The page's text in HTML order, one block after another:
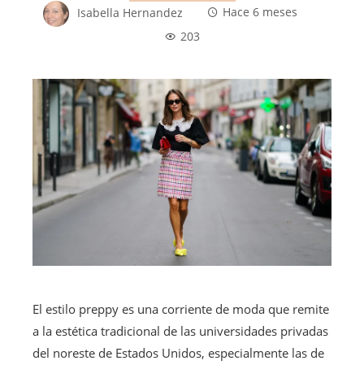
Isabella Hernandez
Hace 6 meses
203
El estilo preppy es una corriente de moda que remite
a la estética tradicional de las universidades privadas
del noreste de Estados Unidos, especialmente las de